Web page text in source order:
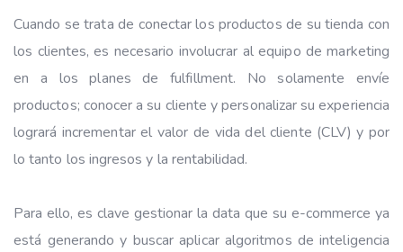
Cuando se trata de conectar los productos de su tienda con
los clientes, es necesario involucrar al equipo de marketing
en a los planes de fulfillment. No solamente envíe
productos; conocer a su cliente y personalizar su experiencia
logrará incrementar el valor de vida del cliente (CLV) y por
lo tanto los ingresos y la rentabilidad.
Para ello, es clave gestionar la data que su e-commerce ya
está generando y buscar aplicar algoritmos de inteligencia